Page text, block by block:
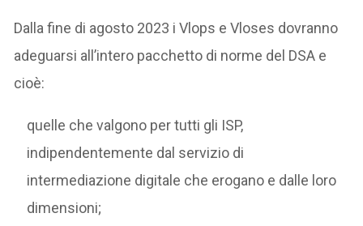
Dalla fine di agosto 2023 i Vlops e Vloses dovranno
adeguarsi all’intero pacchetto di norme del DSA e
cioè:
quelle che valgono per tutti gli ISP,
indipendentemente dal servizio di
intermediazione digitale che erogano e dalle loro
dimensioni;